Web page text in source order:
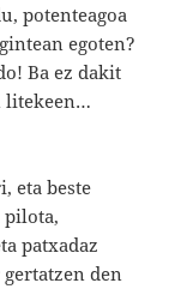
potenteagoa
egoten?
Ba ez dakit
litekeen…
eta beste
pilota,
patxadaz
den